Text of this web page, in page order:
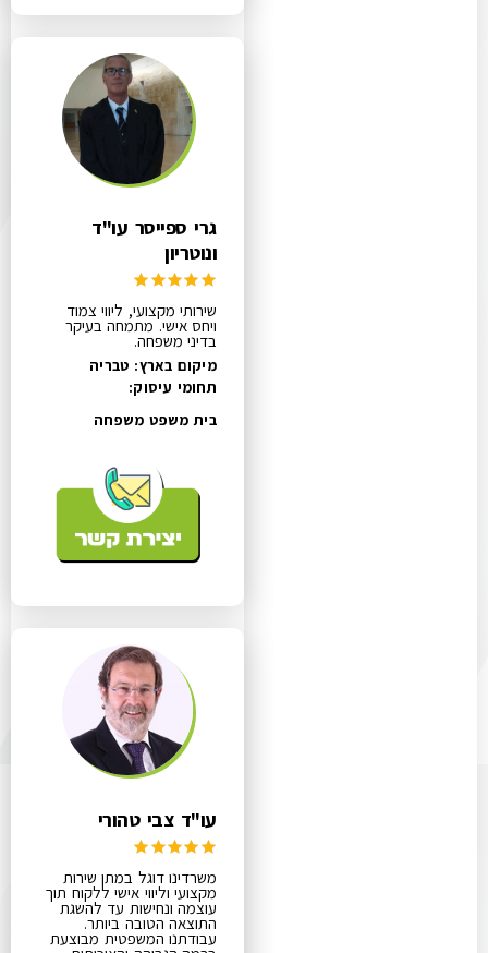
גרי ספייסר עו"ד
ונוטריון
שירותי מקצועי, ליווי צמוד
ויחס אישי. מתמחה בעיקר
בדיני משפחה.
מיקום בארץ: טבריה
תחומי עיסוק:
בית משפט משפחה
עו"ד צבי טהורי
משרדינו דוגל במתן שירות
מקצועי וליווי אישי ללקוח תוך
עוצמה ונחישות עד להשגת
התוצאה הטובה ביותר.
עבודתנו המשפטית מבוצעת